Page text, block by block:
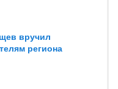
вручил
региона